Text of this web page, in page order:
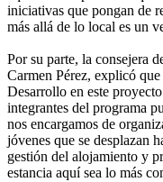
iniciativas que pongan de
más allá de lo local es un
Por su parte, la consejera
Carmen Pérez, explicó
Desarrollo en este
integrantes del programa
nos encargamos de
jóvenes que se desplazan
gestión del alojamiento y
estancia aquí sea lo más